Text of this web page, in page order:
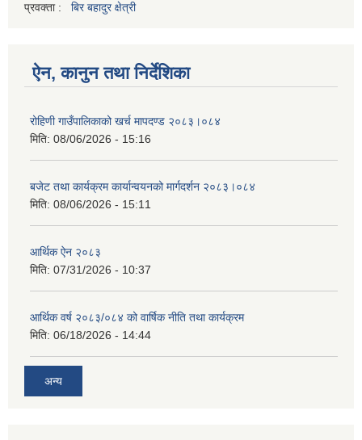
प्रवक्ता : बिर बहादुर क्षेत्री
ऐन, कानुन तथा निर्देशिका
रोहिणी गाउँपालिकाको खर्च मापदण्ड २०८३।०८४
मिति: 08/06/2026 - 15:16
बजेट तथा कार्यक्रम कार्यान्वयनको मार्गदर्शन २०८३।०८४
मिति: 08/06/2026 - 15:11
आर्थिक ऐन २०८३
मिति: 07/31/2026 - 10:37
आर्थिक वर्ष २०८३/०८४ को वार्षिक नीति तथा कार्यक्रम
मिति: 06/18/2026 - 14:44
अन्य